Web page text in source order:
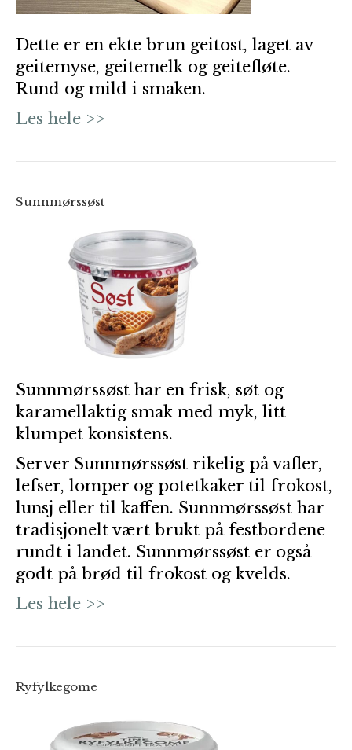
Dette er en ekte brun geitost, laget av
geitemyse, geitemelk og geitefløte.
Rund og mild i smaken.
Les hele >>
Sunnmørssøst
Sunnmørssøst har en frisk, søt og
karamellaktig smak med myk, litt
klumpet konsistens.
Server Sunnmørssøst rikelig på vafler,
lefser, lomper og potetkaker til frokost,
lunsj eller til kaffen. Sunnmørssøst har
tradisjonelt vært brukt på festbordene
rundt i landet. Sunnmørssøst er også
godt på brød til frokost og kvelds.
Les hele >>
Ryfylkegome